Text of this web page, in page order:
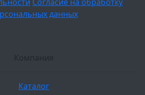
данных
Компания
Каталог